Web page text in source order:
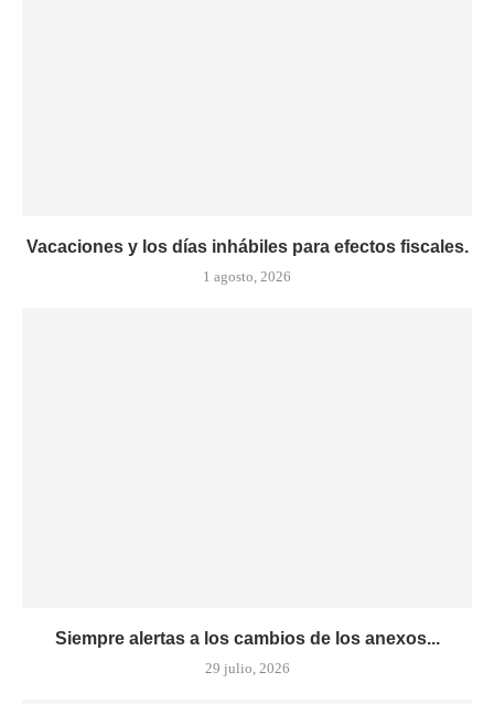
Vacaciones y los días inhábiles para efectos fiscales.
1 agosto, 2026
Siempre alertas a los cambios de los anexos...
29 julio, 2026